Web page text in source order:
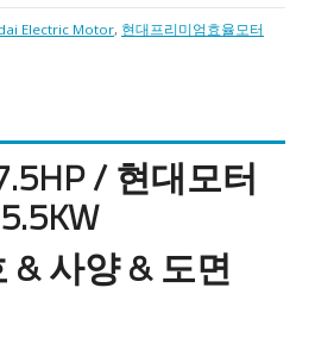
Electric Motor, 현대프리미엄효율모터
/ 현대모터
5.5KW
& 사양 & 도면